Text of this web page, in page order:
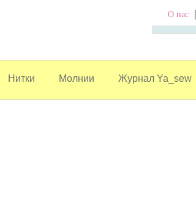
О нас
Нитки Молнии Журнал Ya_sew